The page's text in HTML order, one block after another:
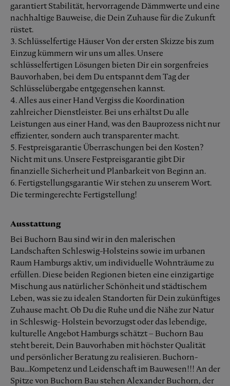
garantiert Stabilität, hervorragende Dämmwerte und eine
nachhaltige Bauweise, die Dein Zuhause für die Zukunft
rüstet.
3. Schlüsselfertige Häuser Von der ersten Skizze bis zum
Einzug kümmern wir uns um alles. Unsere
schlüsselfertigen Lösungen bieten Dir ein sorgenfreies
Bauvorhaben, bei dem Du entspannt dem Tag der
Schlüsselübergabe entgegensehen kannst.
4. Alles aus einer Hand Vergiss die Koordination
zahlreicher Dienstleister. Bei uns erhältst Du alle
Leistungen aus einer Hand, was den Bauprozess nicht nur
effizienter, sondern auch transparenter macht.
5. Festpreisgarantie Überraschungen bei den Kosten?
Nicht mit uns. Unsere Festpreisgarantie gibt Dir
finanzielle Sicherheit und Planbarkeit von Beginn an.
6. Fertigstellungsgarantie Wir stehen zu unserem Wort.
Die termingerechte Fertigstellung!
Ausstattung
Bei Buchorn Bau sind wir in den malerischen
Landschaften Schleswig-Holsteins sowie im urbanen
Raum Hamburgs aktiv, um individuelle Wohnträume zu
erfüllen. Diese beiden Regionen bieten eine einzigartige
Mischung aus natürlicher Schönheit und städtischem
Leben, was sie zu idealen Standorten für Dein zukünftiges
Zuhause macht. Ob Du die Ruhe und die Nähe zur Natur
in Schleswig- Holstein bevorzugst oder das lebendige,
kulturelle Angebot Hamburgs schätzt – Buchorn Bau
steht bereit, Dein Bauvorhaben mit höchster Qualität
und persönlicher Beratung zu realisieren. Buchorn-
Bau...Kompetenz und Leidenschaft im Bauwesen!!! An der
Spitze von Buchorn Bau stehen Alexander Buchorn, der